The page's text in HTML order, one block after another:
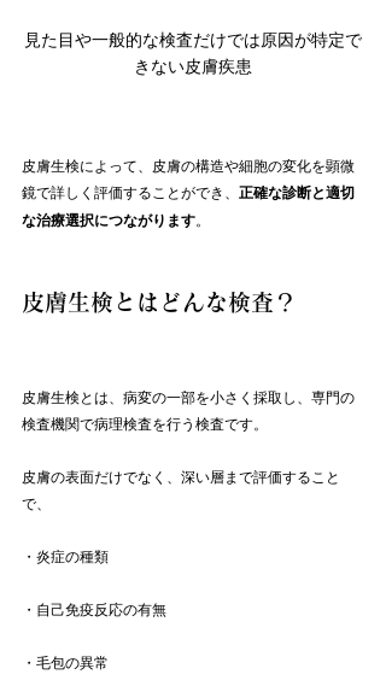
見た目や一般的な検査だけでは原因が特定で
きない皮膚疾患
皮膚生検によって、皮膚の構造や細胞の変化を顕微
鏡で詳しく評価することができ、 正確な診断と適切
な治療選択につながります。
皮膚生検とはどんな検査？
皮膚生検とは、病変の一部を小さく採取し、専門の
検査機関で病理検査を行う検査です。
皮膚の表面だけでなく、深い層まで評価すること
で、
・炎症の種類
・自己免疫反応の有無
・毛包の異常